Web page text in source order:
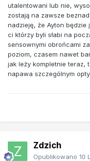
utalentowani lub nie,
zostają na zawsze
nadzieję, że Ayton będzie
ci którzy byli słabi na
sensownymi obrońcami
poziom, czasem nawet
jak leży kompletnie teraz,
napawa szczególnym
Zdzich
Opublikowano 10